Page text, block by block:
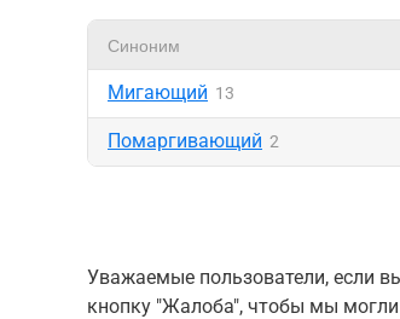
Синоним
Мигающий 13
Помаргивающий 2
Уважаемые пользователи, если
кнопку "Жалоба", чтобы мы могли